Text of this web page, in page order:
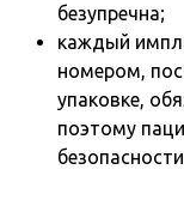
безупречна;
каждый
номером,
упаковке,
поэтому